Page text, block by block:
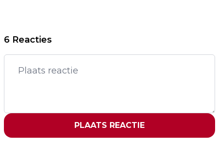
6 Reacties
PLAATS REACTIE